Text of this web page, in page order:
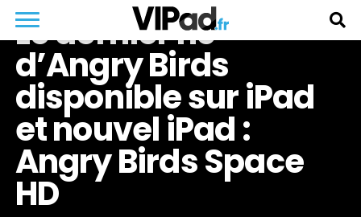
Le dernier né
d’Angry Birds
disponible sur iPad
et nouvel iPad :
Angry Birds Space
HD